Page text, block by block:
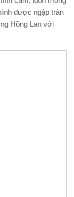
được ngập tràn
Hồng Lan với